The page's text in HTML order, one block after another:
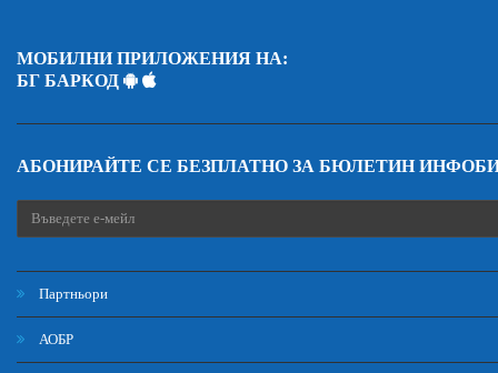
МОБИЛНИ ПРИЛОЖЕНИЯ НА:
БГ БАРКОД
АБОНИРАЙТЕ СЕ БЕЗПЛАТНО ЗА БЮЛЕТИН
Партньори
АОБР